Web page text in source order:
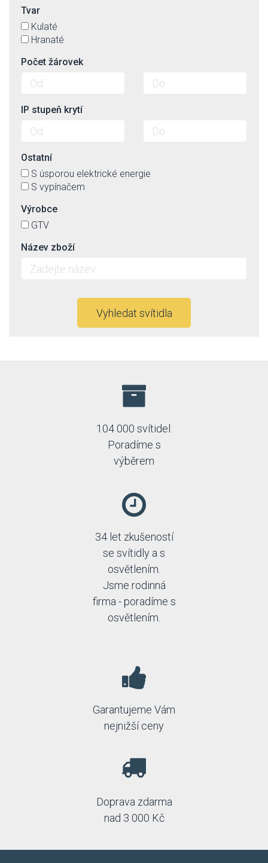
Tvar
Kulaté
Hranaté
Počet žárovek
IP stupeň krytí
Ostatní
S úsporou elektrické energie
S vypínačem
Výrobce
GTV
Název zboží
Vyhledat svítidla
104 000 svítidel.
Poradíme s
výběrem
34 let zkušeností
se svítidly a s
osvětlením.
Jsme rodinná
firma - poradíme s
osvětlením.
Garantujeme Vám
nejnižší ceny
Doprava zdarma
nad 3 000 Kč